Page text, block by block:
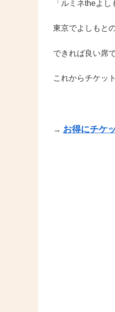
「ルミネtheよ
東京でよしもと
できれば良い席
これからチケッ
→ お得にチケ